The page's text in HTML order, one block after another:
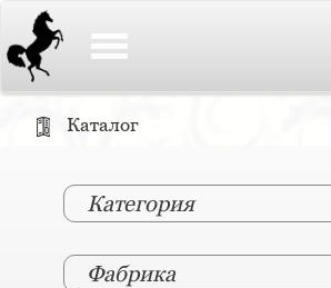
Каталог
Категория
Фабрика